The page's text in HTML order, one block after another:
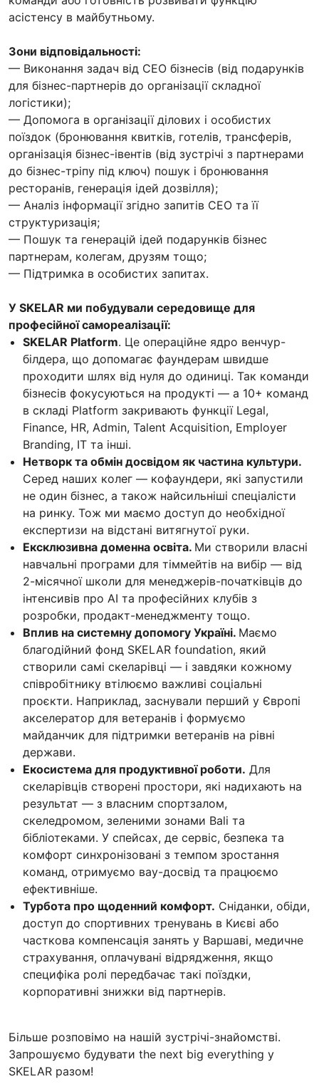
асістенсу в майбутньому.
Зони відповідальності:
— Виконання задач від СЕО бізнесів (від подарунків
для бізнес-партнерів до організації складної
логістики);
— Допомога в організації ділових і особистих
поїздок (бронювання квитків, готелів, трансферів,
організація бізнес-івентів (від зустрічі з партнерами
до бізнес-тріпу під ключ) пошук і бронювання
ресторанів, генерація ідей дозвілля);
— Аналіз інформації згідно запитів СЕО та її
структуризація;
— Пошук та генерацій ідей подарунків бізнес
партнерам, колегам, друзям тощо;
— Підтримка в особистих запитах.
У SKELAR ми побудували середовище для
професійної самореалізації:
SKELAR Platform. Це операційне ядро венчур-
білдера, що допомагає фаундерам швидше
проходити шлях від нуля до одиниці. Так команди
бізнесів фокусуються на продукті — а 10+ команд
в складі Platform закривають функції Legal,
Finance, HR, Admin, Talent Acquisition, Employer
Branding, IT та інші.
Нетворк та обмін досвідом як частина культури.
Серед наших колег — кофаундери, які запустили
не один бізнес, а також найсильніші спеціалісти
на ринку. Тож ми маємо доступ до необхідної
експертизи на відстані витягнутої руки.
Ексклюзивна доменна освіта. Ми створили власні
навчальні програми для тіммейтів на вибір — від
2-місячної школи для менеджерів-початківців до
інтенсивів про AI та професійних клубів з
розробки, продакт-менеджменту тощо.
Вплив на системну допомогу Україні. Маємо
благодійний фонд SKELAR foundation, який
створили самі скеларівці — і завдяки кожному
співробітнику втілюємо важливі соціальні
проєкти. Наприклад, заснували перший у Європі
акселератор для ветеранів і формуємо
майданчик для підтримки ветеранів на рівні
держави.
Екосистема для продуктивної роботи. Для
скеларівців створені простори, які надихають на
результат — з власним спортзалом,
скеледромом, зеленими зонами Bali та
бібліотеками. У спейсах, де сервіс, безпека та
комфорт синхронізовані з темпом зростання
команд, отримуємо вау-досвід та працюємо
ефективніше.
Турбота про щоденний комфорт. Сніданки, обіди,
доступ до спортивних тренувань в Києві або
часткова компенсація занять у Варшаві, медичне
страхування, оплачувані відрядження, якщо
специфіка ролі передбачає такі поїздки,
корпоративні знижки від партнерів.
Більше розповімо на нашій зустрічі-знайомстві.
Запрошуємо будувати the next big everything у
SKELAR разом!